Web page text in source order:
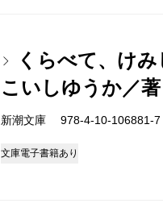
くらべて、け
こいしゆうか／著
新潮文庫 978-4-10-
文庫電子書籍あり